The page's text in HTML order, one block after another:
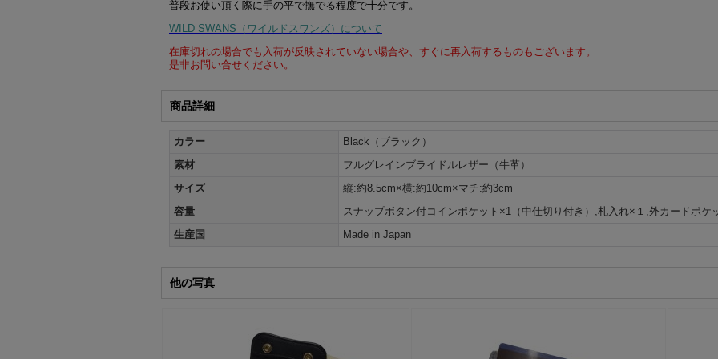
普段お使い頂く際に手の平で撫でる程度で十分です。
WILD SWANS（ワイルドスワンズ）について
在庫切れの場合でも入荷が反映されていない場合や、すぐに再入荷するものもございます。
是非お問い合せください。
商品詳細
カラー
Black（ブラック）
素材
フルグレインブライドルレザー（牛革）
サイズ
縦:約8.5cm×横:約10cm×マチ:約3cm
容量
スナップボタン付コインポケット×1（中仕切り付き）,札入れ×１,外カードポケ
生産国
Made in Japan
他の写真